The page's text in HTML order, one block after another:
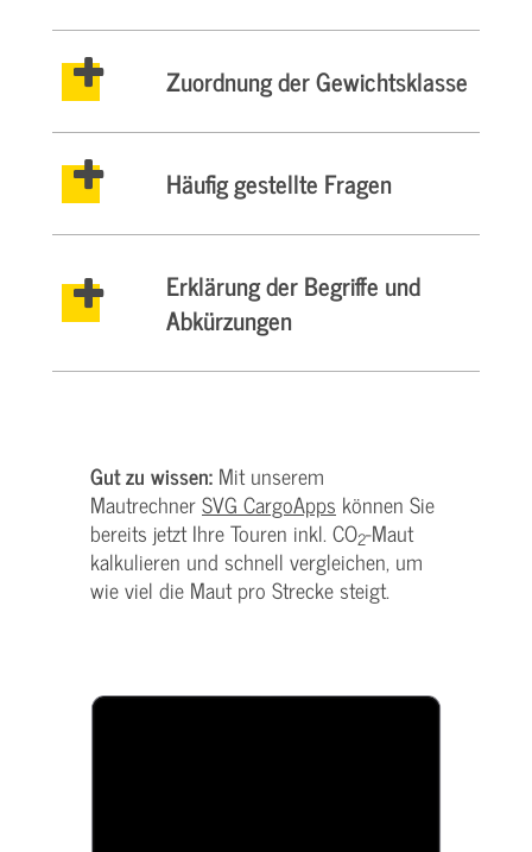
Zuordnung der Gewichtsklasse
Häufig gestellte Fragen
Erklärung der Begriffe und
Abkürzungen
Gut zu wissen: Mit unserem
MautrechnerSVG CargoApps können Sie
bereits jetzt Ihre Touren inkl. CO2-Maut
kalkulieren und schnell vergleichen, um
wie viel die Maut pro Strecke steigt.